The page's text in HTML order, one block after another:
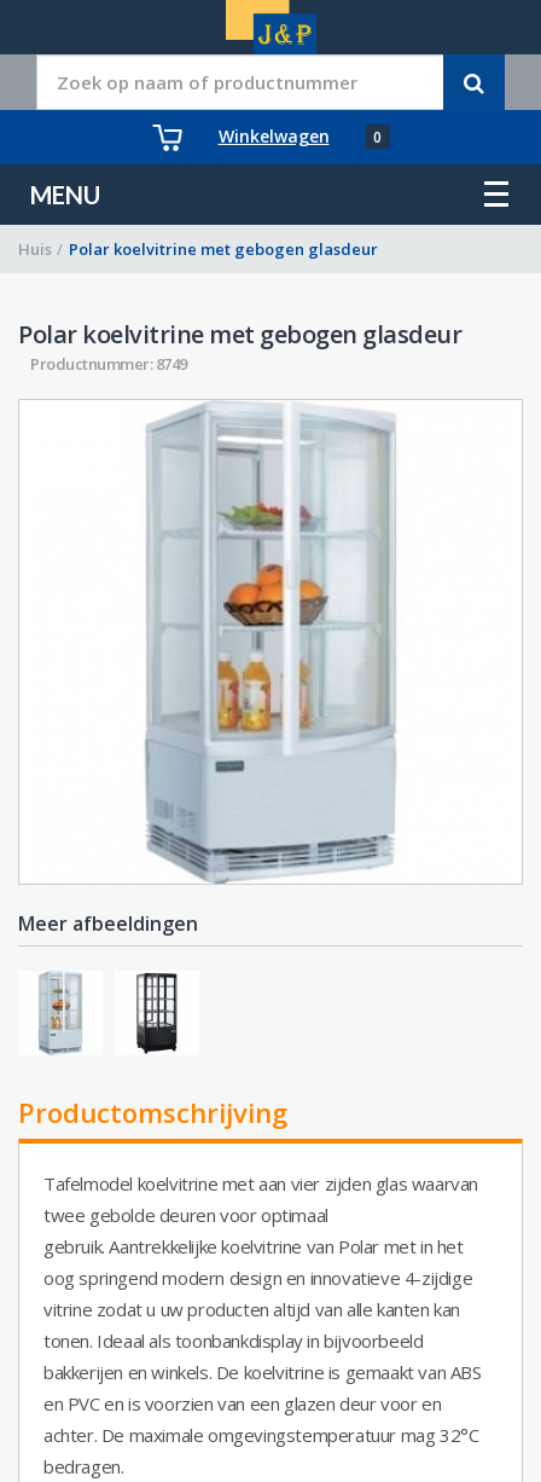
Winkelwagen 0
MENU
Huis / Polar koelvitrine met gebogen glasdeur
Polar koelvitrine met gebogen glasdeur
Productnummer: 8749
Meer afbeeldingen
Productomschrijving
Tafelmodel koelvitrine met aan vier zijden glas waarvan
twee gebolde deuren voor optimaal
gebruik.Aantrekkelijke koelvitrine van Polar met in het
oog springend modern design en innovatieve 4-zijdige
vitrine zodat u uw producten altijd van alle kanten kan
tonen. Ideaal als toonbankdisplay in bijvoorbeeld
bakkerijen en winkels. De koelvitrine is gemaakt van ABS
en PVC en is voorzien van een glazen deur voor en
achter. De maximale omgevingstemperatuur mag 32°C
bedragen.